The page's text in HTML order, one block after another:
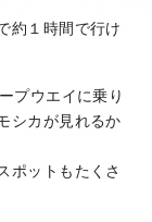
約１時間で行け
プウエイに乗り
シカが見れるか
ポットもたくさ